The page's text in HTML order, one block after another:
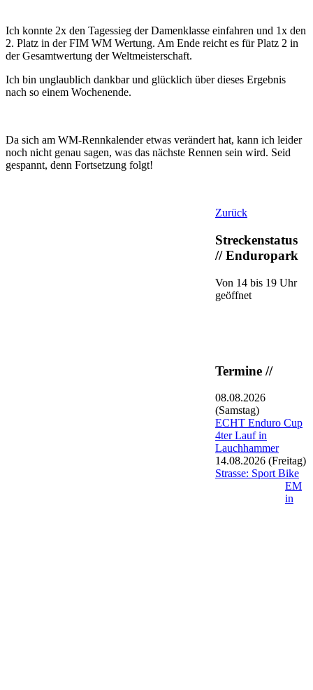
Ich konnte 2x den Tagessieg der Damenklasse einfahren und 1x den
2. Platz in der FIM WM Wertung. Am Ende reicht es für Platz 2 in
der Gesamtwertung der Weltmeisterschaft.
Ich bin unglaublich dankbar und glücklich über dieses Ergebnis
nach so einem Wochenende.
Da sich am WM-Rennkalender etwas verändert hat, kann ich leider
noch nicht genau sagen, was das nächste Rennen sein wird. Seid
gespannt, denn Fortsetzung folgt!
Zurück
Streckenstatus
// Enduropark
Von 14 bis 19 Uhr
geöffnet
Termine //
08.08.2026
(Samstag)
ECHT Enduro Cup
4ter Lauf in
Lauchhammer
14.08.2026 (Freitag)
Strasse: Sport Bike
EM
in